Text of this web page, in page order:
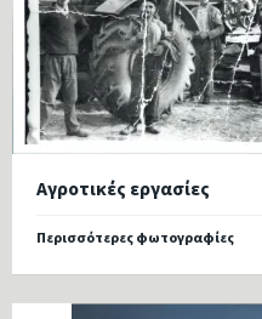
Αγροτικές εργασίες
Περισσότερες φωτογραφίες